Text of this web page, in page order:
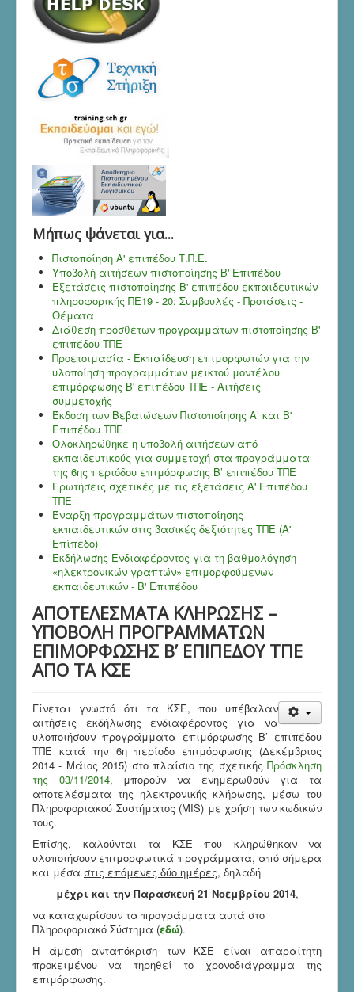
Mήπως ψάνεται για...
Πιστοποίηση Α' επιπέδου Τ.Π.Ε.
Υποβολή αιτήσεων πιστοποίησης Β' Επιπέδου
Εξετάσεις πιστοποίησης Β' επιπέδου εκπαιδευτικών
πληροφορικής ΠΕ19 - 20: Συμβουλές - Προτάσεις -
Θέματα
Διάθεση πρόσθετων προγραμμάτων πιστοποίησης Β'
επιπέδου ΤΠΕ
Προετοιμασία - Εκπαίδευση επιμορφωτών για την
υλοποίηση προγραμμάτων μεικτού μοντέλου
επιμόρφωσης Β' επιπέδου ΤΠΕ - Αιτήσεις
συμμετοχής
Έκδοση των Βεβαιώσεων Πιστοποίησης Α’ και Β'
Επιπέδου ΤΠΕ
Ολοκληρώθηκε η υποβολή αιτήσεων από
εκπαιδευτικούς για συμμετοχή στα προγράμματα
της 6ης περιόδου επιμόρφωσης Β’ επιπέδου ΤΠΕ
Ερωτήσεις σχετικές με τις εξετάσεις Α' Επιπέδου
ΤΠΕ
Έναρξη προγραμμάτων πιστοποίησης
εκπαιδευτικών στις βασικές δεξιότητες ΤΠΕ (Α'
Επίπεδο)
Εκδήλωσης Ενδιαφέροντος για τη βαθμολόγηση
«ηλεκτρονικών γραπτών» επιμορφούμενων
εκπαιδευτικών - B' Επιπέδου
ΑΠΟΤΕΛΕΣΜΑΤΑ ΚΛΗΡΩΣΗΣ –
ΥΠΟΒΟΛΗ ΠΡΟΓΡΑΜΜΑΤΩΝ
ΕΠΙΜΟΡΦΩΣΗΣ Β’ ΕΠΙΠΕΔΟΥ ΤΠΕ
ΑΠΟ ΤΑ ΚΣΕ
Γίνεται γνωστό ότι τα ΚΣΕ, που υπέβαλαν
αιτήσεις εκδήλωσης ενδιαφέροντος για να
υλοποιήσουν προγράμματα επιμόρφωσης Β’ επιπέδου
ΤΠΕ κατά την 6η περίοδο επιμόρφωσης (Δεκέμβριος
2014 - Μάιος 2015) στο πλαίσιο της σχετικής Πρόσκληση
της 03/11/2014, μπορούν να ενημερωθούν για τα
αποτελέσματα της ηλεκτρονικής κλήρωσης, μέσω του
Πληροφοριακού Συστήματος (MIS) με χρήση των κωδικών
τους.
Επίσης, καλούνται τα ΚΣΕ που κληρώθηκαν να
υλοποιήσουν επιμορφωτικά προγράμματα, από σήμερα
και μέσα στις επόμενες δύο ημέρες, δηλαδή
μέχρι και την Παρασκευή 21 Νοεμβρίου 2014,
να καταχωρίσουν τα προγράμματα αυτά στο
Πληροφοριακό Σύστημα (εδώ).
Η άμεση ανταπόκριση των ΚΣΕ είναι απαραίτητη
προκειμένου να τηρηθεί το χρονοδιάγραμμα της
επιμόρφωσης.